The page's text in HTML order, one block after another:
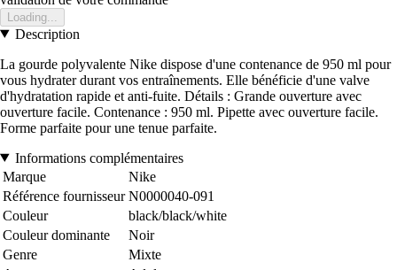
Loading...
Description
La gourde polyvalente Nike dispose d'une contenance de 950 ml pour
vous hydrater durant vos entraînements. Elle bénéficie d'une valve
d'hydratation rapide et anti-fuite. Détails : Grande ouverture avec
ouverture facile. Contenance : 950 ml. Pipette avec ouverture facile.
Forme parfaite pour une tenue parfaite.
Informations complémentaires
Marque
Nike
Référence fournisseur N0000040-091
Couleur
black/black/white
Couleur dominante
Noir
Genre
Mixte